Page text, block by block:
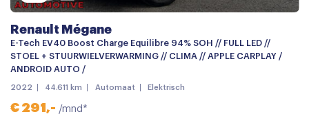
Renault Mégane
E-Tech EV40 Boost Charge Equilibre 94% SOH // FULL LED //
STOEL + STUURWIELVERWARMING // CLIMA // APPLE CARPLAY /
ANDROID AUTO /
2022 44.611 km Automaat Elektrisch
€ 291,- /mnd*